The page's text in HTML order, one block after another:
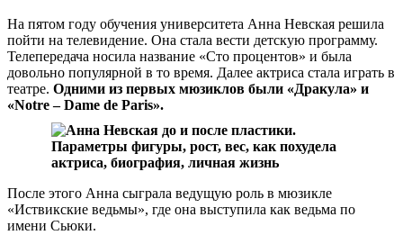
На пятом году обучения университета Анна Невская решила
пойти на телевидение. Она стала вести детскую программу.
Телепередача носила название «Сто процентов» и была
довольно популярной в то время. Далее актриса стала играть в
театре. Одними из первых мюзиклов были «Дракула» и
«Notre – Dame de Paris».
После этого Анна сыграла ведущую роль в мюзикле
«Иствикские ведьмы», где она выступила как ведьма по
имени Сьюки.